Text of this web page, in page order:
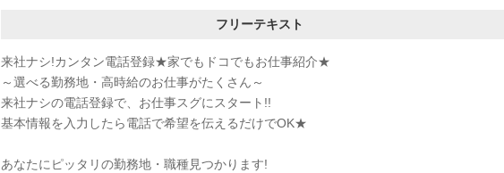
フリーテキスト
来社ナシ!カンタン電話登録★家でもドコでもお仕事紹介★
～選べる勤務地・高時給のお仕事がたくさん～
来社ナシの電話登録で、お仕事スグにスタート!!
基本情報を入力したら電話で希望を伝えるだけでOK★
あなたにピッタリの勤務地・職種見つかります!